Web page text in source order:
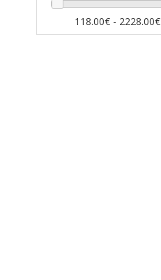
118.00€ - 2228.00€